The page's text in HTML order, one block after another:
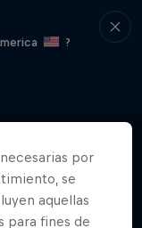
?
por
se
aquellas
para fines de